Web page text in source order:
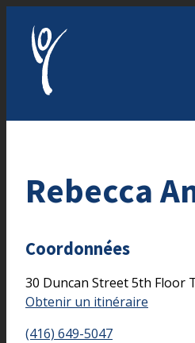
Rebecca
Coordonnées
30 Duncan Street5th Floor
Obtenir un itinéraire
(416) 649-5047